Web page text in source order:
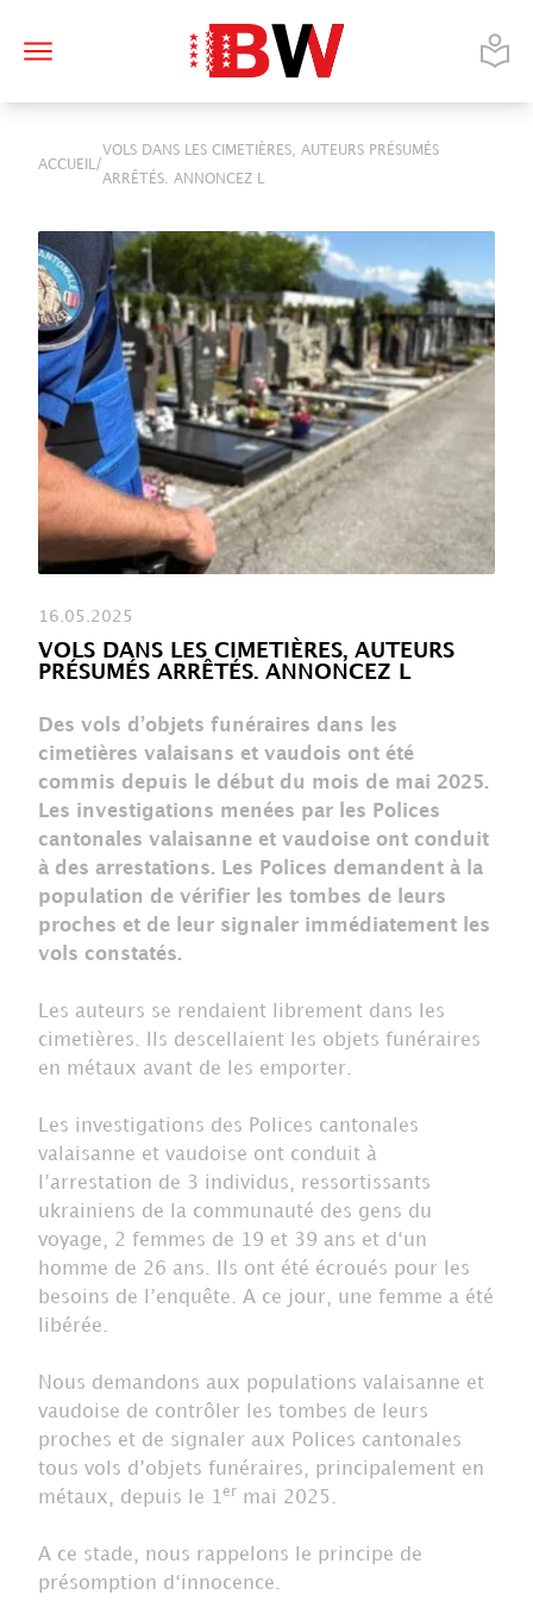
ACCUEIL /
VOLS DANS LES CIMETIÈRES, AUTEURS PRÉSUMÉS
ARRÊTÉS. ANNONCEZ L
16.05.2025
VOLS DANS LES CIMETIÈRES, AUTEURS
PRÉSUMÉS ARRÊTÉS. ANNONCEZ L
Des vols d’objets funéraires dans les
cimetières valaisans et vaudois ont été
commis depuis le début du mois de mai 2025.
Les investigations menées par les Polices
cantonales valaisanne et vaudoise ont conduit
à des arrestations. Les Polices demandent à la
population de vérifier les tombes de leurs
proches et de leur signaler immédiatement les
vols constatés.
Les auteurs se rendaient librement dans les
cimetières. Ils descellaient les objets funéraires
en métaux avant de les emporter.
Les investigations des Polices cantonales
valaisanne et vaudoise ont conduit à
l’arrestation de 3 individus, ressortissants
ukrainiens de la communauté des gens du
voyage, 2 femmes de 19 et 39 ans et d‘un
homme de 26 ans. Ils ont été écroués pour les
besoins de l’enquête. A ce jour, une femme a été
libérée.
Nous demandons aux populations valaisanne et
vaudoise de contrôler les tombes de leurs
proches et de signaler aux Polices cantonales
tous vols d’objets funéraires, principalement en
métaux, depuis le 1er mai 2025.
A ce stade, nous rappelons le principe de
présomption d‘innocence.